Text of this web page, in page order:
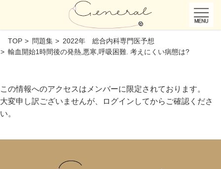
TOP 問題集
2022年 総合内科専門医予想
輸血開始1時間後の発熱,悪寒,呼吸困難. 考えにくい病態は?
この情報へのアクセスはメンバーに限定されております。
大変申し訳ございませんが、ログインしてからご確認くださ
い。